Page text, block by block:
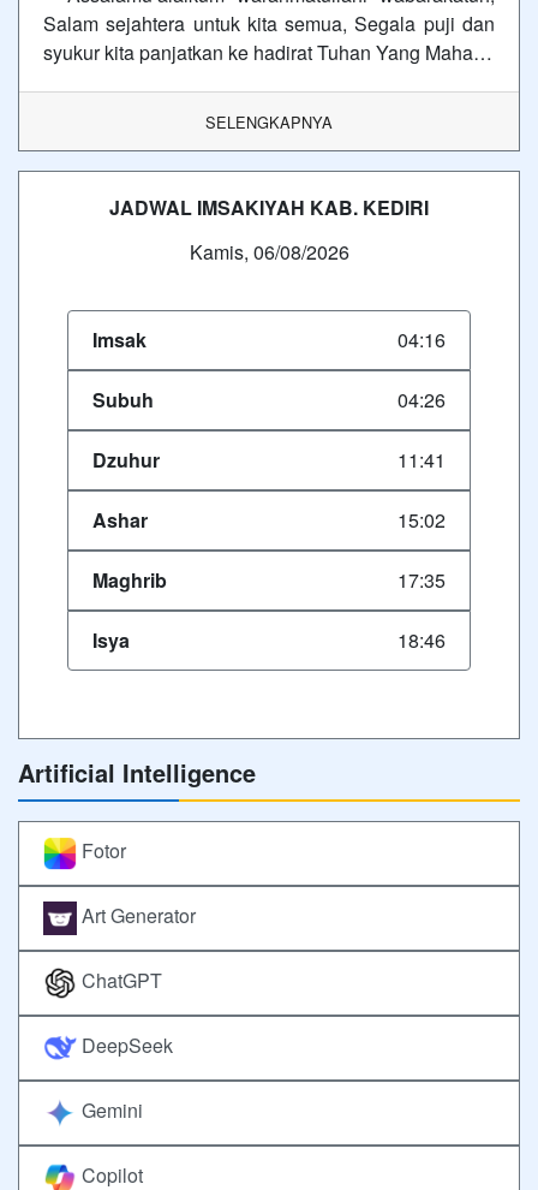
Salam sejahtera untuk kita semua, Segala puji dan
syukur kita panjatkan ke hadirat Tuhan Yang Maha…
SELENGKAPNYA
JADWAL IMSAKIYAH KAB. KEDIRI
Kamis, 06/08/2026
Imsak 04:16
Subuh 04:26
Dzuhur 11:41
Ashar 15:02
Maghrib 17:35
Isya 18:46
Artificial Intelligence
Fotor
Art Generator
ChatGPT
DeepSeek
Gemini
Copilot